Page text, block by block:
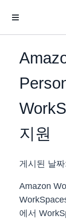
지원
게시된 날
Amazon
에서